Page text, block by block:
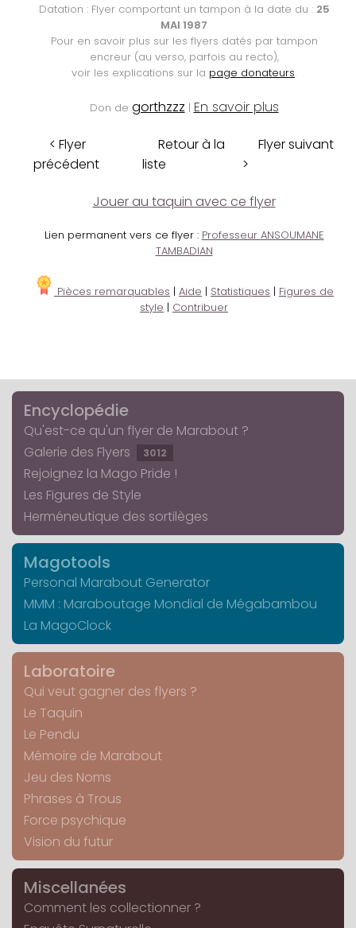
Datation : Flyer comportant un tampon à la date du : 25
MAI 1987
Pour en savoir plus sur les flyers datés par tampon
encreur (au verso, parfois au recto),
voir les explications sur la page donateurs.
Don de gorthzzz | En savoir plus
< Flyer
précédent
Retour à la
liste
Flyer suivant
>
Jouer au taquin avec ce flyer
Lien permanent vers ce flyer : Professeur ANSOUMANE
TAMBADIAN
Pièces remarquables | Aide | Statistiques | Figures de
style | Contribuer
Encyclopédie
Qu'est-ce qu'un flyer de Marabout ?
Galerie des Flyers
3012
Rejoignez la Mago Pride !
Les Figures de Style
Herméneutique des sortilèges
Magotools
Personal Marabout Generator
MMM : Maraboutage Mondial de Mégabambou
La MagoClock
Laboratoire
Qui veut gagner des flyers ?
Le Taquin
Le Pendu
Mémoire de Marabout
Jeu des Noms
Phrases à Trous
Force psychique
Vision du futur
Miscellanées
Comment les collectionner ?